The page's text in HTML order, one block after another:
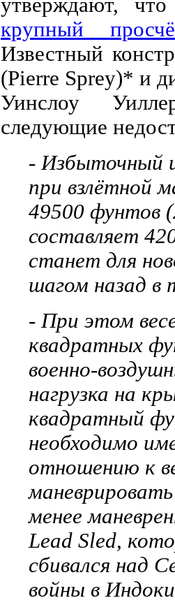
утверждают,
крупный
Известный
(Pierre Sprey)* и
Уинслоу
следующие
- Избыточный
при взлётной
49500 фунтов
составляет
станет для
шагом назад в
- При этом
квадратных
военно-
нагрузка на
квадратный
необходимо
отношению к
менее
Lead Sled,
сбивался над
войны в